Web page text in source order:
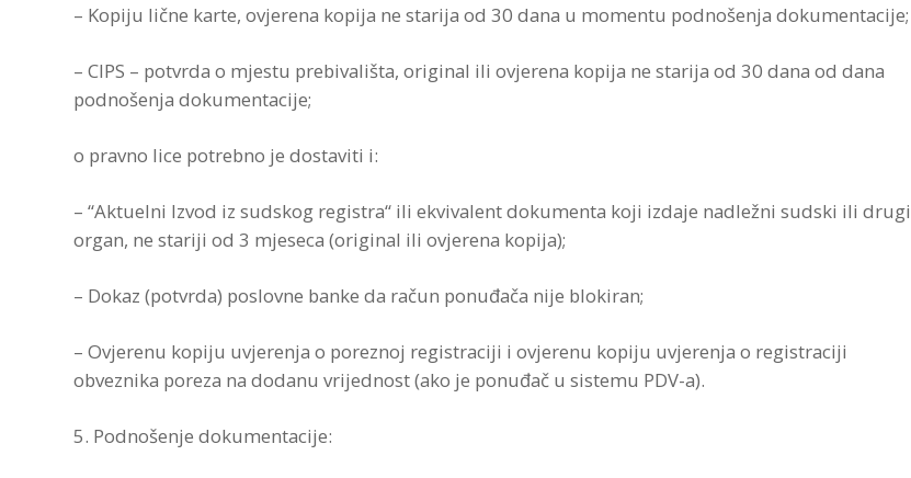
– Kopiju lične karte, ovjerena kopija ne starija od 30 dana u momentu podnošenja dokumentacije;
– CIPS – potvrda o mjestu prebivališta, original ili ovjerena kopija ne starija od 30 dana od dana
podnošenja dokumentacije;
o pravno lice potrebno je dostaviti i:
– “Aktuelni Izvod iz sudskog registra“ ili ekvivalent dokumenta koji izdaje nadležni sudski ili drugi
organ, ne stariji od 3 mjeseca (original ili ovjerena kopija);
– Dokaz (potvrda) poslovne banke da račun ponuđača nije blokiran;
– Ovjerenu kopiju uvjerenja o poreznoj registraciji i ovjerenu kopiju uvjerenja o registraciji
obveznika poreza na dodanu vrijednost (ako je ponuđač u sistemu PDV-a).
5. Podnošenje dokumentacije: